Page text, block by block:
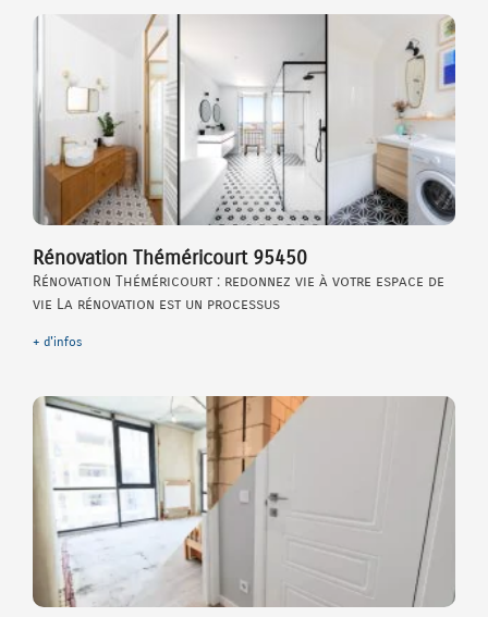
Rénovation Théméricourt 95450
Rénovation Théméricourt : redonnez vie à votre espace de
vie La rénovation est un processus
+ d'infos